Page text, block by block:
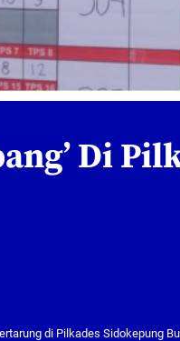
Di
di Pilkades Sidokepung